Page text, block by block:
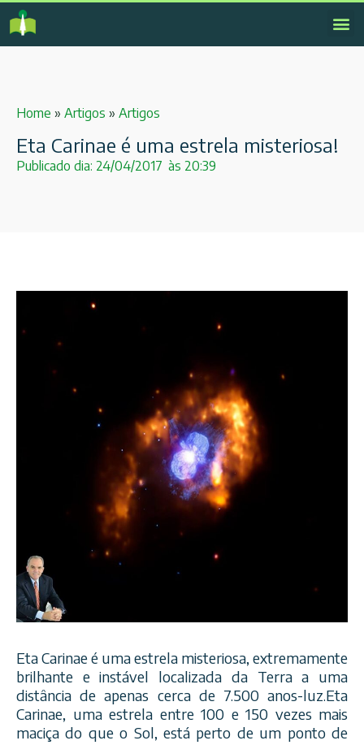
Home » Artigos » Artigos
Eta Carinae é uma estrela misteriosa!
Publicado dia: 24/04/2017 às 20:39
Eta Carinae é uma estrela misteriosa, extremamente
brilhante e instável localizada da Terra a uma
distância de apenas cerca de 7.500 anos-luz.Eta
Carinae, uma estrela entre 100 e 150 vezes mais
maciça do que o Sol, está perto de um ponto de